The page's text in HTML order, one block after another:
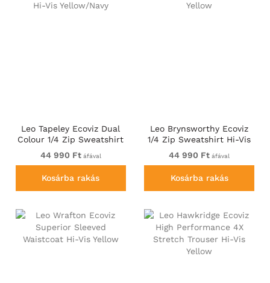
Leo Tapeley Ecoviz Dual
Colour 1/4 Zip Sweatshirt
Hi-Vis Yellow/Navy
44 990 Ftáfával
Kosárba rakás
Leo Brynsworthy Ecoviz
1/4 Zip Sweatshirt Hi-Vis
Yellow
44 990 Ft áfával
Kosárba rakás